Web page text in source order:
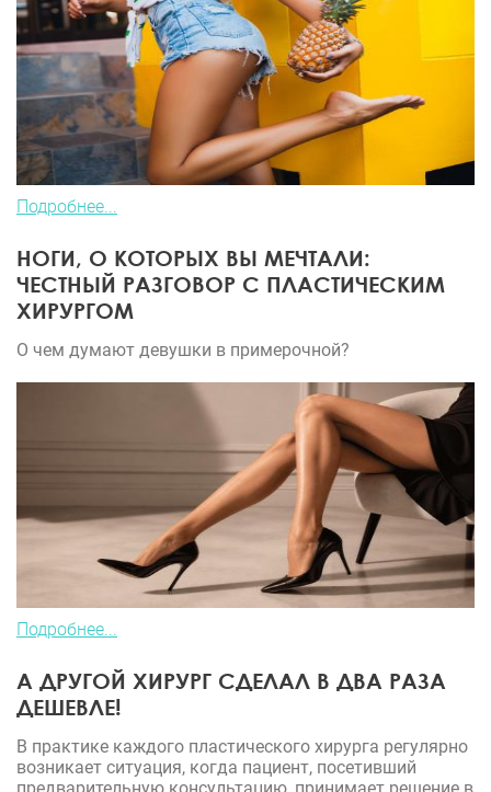
Подробнее...
НОГИ, О КОТОРЫХ ВЫ МЕЧТАЛИ:
ЧЕСТНЫЙ РАЗГОВОР С ПЛАСТИЧЕСКИМ
ХИРУРГОМ
О чем думают девушки в примерочной?
Подробнее...
А ДРУГОЙ ХИРУРГ СДЕЛАЛ В ДВА РАЗА
ДЕШЕВЛЕ!
В практике каждого пластического хирурга регулярно
возникает ситуация, когда пациент, посетивший